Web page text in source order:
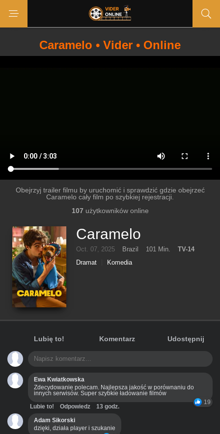
Caramelo • Vider • Online
Obejrzyj trailer filmu by uruchomić i sprawdzić gdzie obejrzeć
Caramelo cały film po szybkiej rejestracji.
107 użytkowników online
Caramelo
Oct. 07, 2025 Brazil 101 Min.
TV-14
Dramat
Komedia
Lubię to! Komentarz Udostępnij
Ewa Kwiatkowska
Zdecydowanie polecam. Najlepsza jakość w porównaniu do
innych serwisów. Super szybkie ładowanie filmów
19
Lubie to! Odpowiedz
13 godz.
Adam Sikorski
dzięki, działa player i szukanie